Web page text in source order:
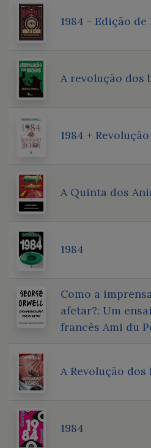
1984 - Edição de
A revolução dos
1984 +
A Quinta dos
1984
Como a
afetar?: Um
francês Ami du
A Revolução dos
1984